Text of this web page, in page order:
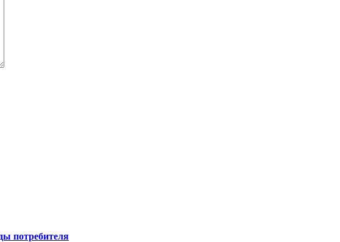
потребителя